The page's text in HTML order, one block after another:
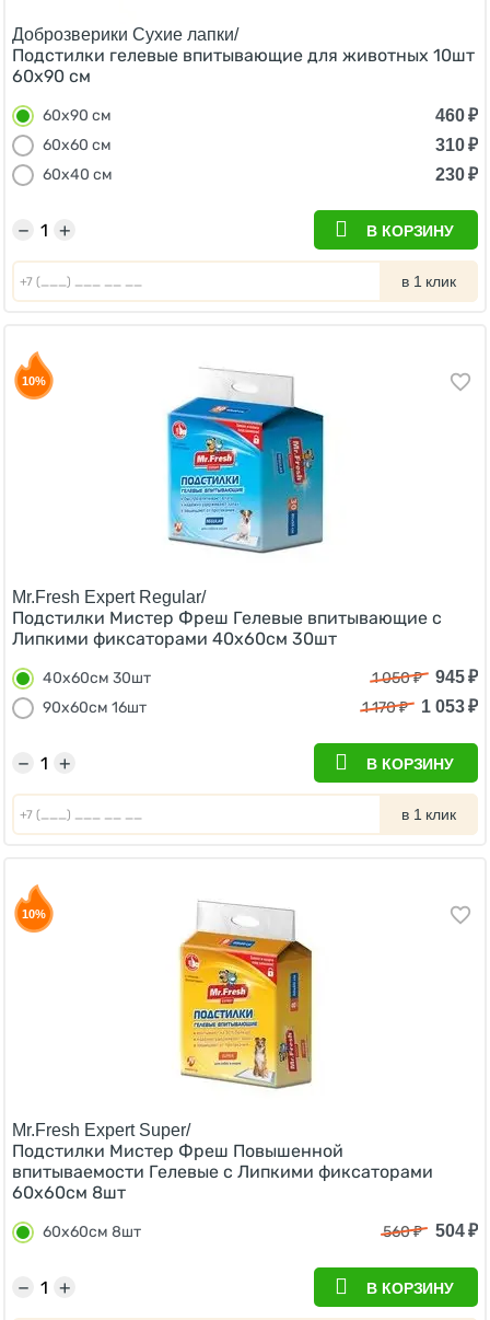
Доброзверики Сухие лапки/
Подстилки гелевые впитывающие для животных 10шт
60х90 см
60х90 см 460₽
60х60 см
310₽
60х40 см
230₽
+
− В КОРЗИНУ
в 1 клик
10%
Mr.Fresh Expert Regular/
Подстилки Мистер Фреш Гелевые впитывающие с
Липкими фиксаторами 40х60см 30шт
40х60см 30шт 1 050₽ 945₽
90х60см 16шт
1 170₽ 1 053₽
+
− В КОРЗИНУ
в 1 клик
10%
Mr.Fresh Expert Super/
Подстилки Мистер Фреш Повышенной
впитываемости Гелевые с Липкими фиксаторами
60х60см 8шт
60х60см 8шт 560₽ 504₽
+
− В КОРЗИНУ